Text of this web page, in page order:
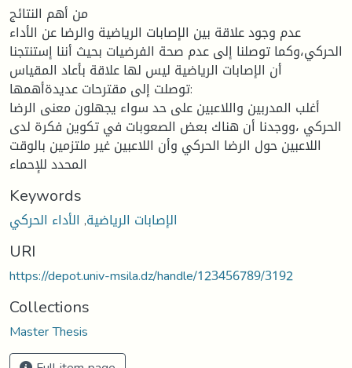
من أهم النتائج
عدم وجود علاقة بين الإصابات الرياضية والرضا عن الأداء
الحركي،وكما توصلنا إلى عدم صحة الفرضيات بحيث أننا إستنتجنا
أن الإصابات الرياضية ليس لها علاقة بأعاد المقياس
توصلت إلى مقترحات عديدةأهمها:
أغلب المدربين واللاعبين على حد سواء يجهلون معنى الرضا
الحركي ،ووجدنا أن هناك بعض الصعوبات في تكوين فكرة لدى
اللاعبين حول الرضا الحركي وأن اللاعبين غير ملتزمين بالوقت
المحدد للإحماء
Keywords
الإصابات الرياضية, الأداء الحركي
URI
https://depot.univ-msila.dz/handle/123456789/3192
Collections
Master Thesis